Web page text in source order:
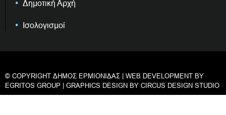
Δημοτική Αρχή
Ισολογισμοί
© COPYRIGHT ΔΗΜΟΣ ΕΡΜΙΟΝΙΔΑΣ | WEB DEVELOPMENT BY
EGRITOS GROUP | GRAPHICS DESIGN BY CIRCUS DESIGN STUDIO